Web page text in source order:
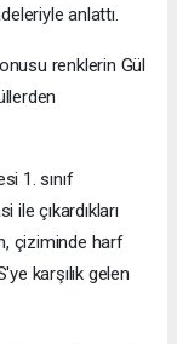
anlattı.
renklerin Gül
1. sınıf
çıkardıkları
çiziminde harf
karşılık gelen